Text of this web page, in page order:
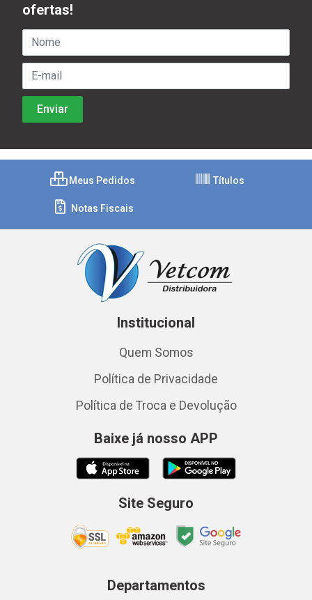
ofertas!
Meus Pedidos Títulos
Notas Fiscais
Institucional
Quem Somos
Política de Privacidade
Política de Troca e Devolução
Baixe já nosso APP
Site Seguro
Departamentos